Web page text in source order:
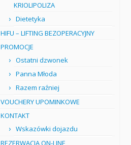
KRIOLIPOLIZA
Dietetyka
HIFU – LIFTING BEZOPERACYJNY
PROMOCJE
Ostatni dzwonek
Panna Młoda
Razem raźniej
VOUCHERY UPOMINKOWE
KONTAKT
Wskazówki dojazdu
REZERWACJA ON-LINE